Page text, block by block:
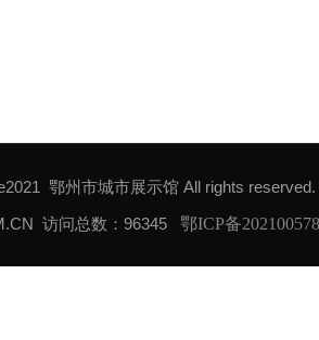
鄂州市城市展示馆 All rights
访问总数：96345 鄂ICP备